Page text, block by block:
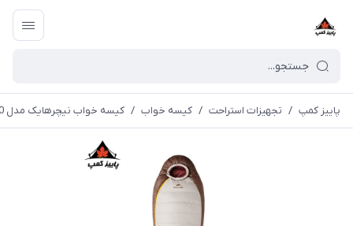
پاییز کمپ / تجهیزات استراحت / کیسه خواب / کیسه خواب نیچرهایک مدل SP550 پر غاز | CNK2550WS014